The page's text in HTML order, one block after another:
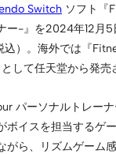
Switch ソフト『
ー-』を2024年12月5
）。海外では『
して任天堂から発売
パーソナルトレー
ボイスを担当するゲ
がら、リズムゲーム